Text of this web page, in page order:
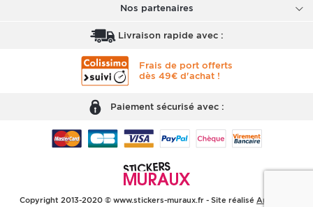
Nos partenaires
Livraison rapide avec :
Frais de port offerts
dès 49€ d'achat !
Paiement sécurisé avec :
Copyright 2013-2020 © www.stickers-muraux.fr - Site réalisé Arobases